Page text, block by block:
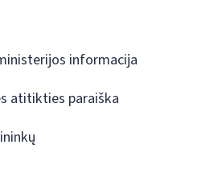
informacija
atitikties paraiška